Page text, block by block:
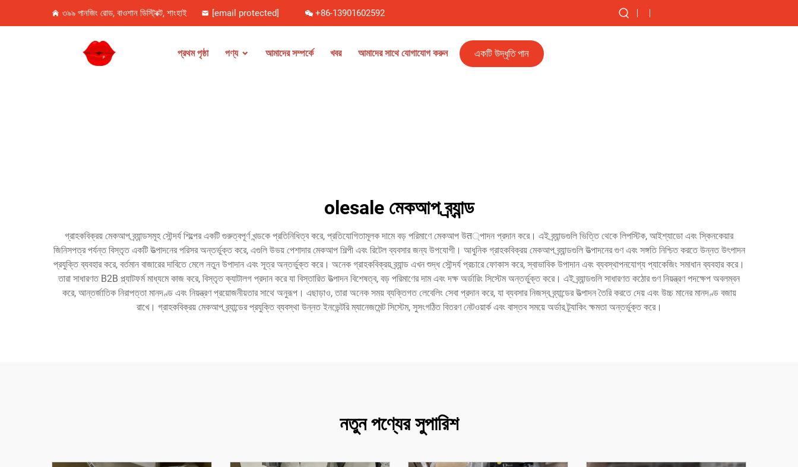
৩৯৯ পানজিং রোড, বাওশান ডিস্ট্রিক্ট, শাংহাই [email protected] +86-13901602592
প্রথম পৃষ্ঠা পণ্য আমাদের সম্পর্কে খবর আমাদের সাথে যোগাযোগ করুন একটি উদ্ধৃতি পান
olesale মেকআপ ব্র্যান্ড
গ্রাহকবিক্রয় মেকআপ ব্র্যান্ডসমূহ সৌন্দর্য শিল্পের একটি গুরুত্বপূর্ণ খন্ডকে প্রতিনিধিত্ব করে, প্রতিযোগিতামূলক দামে বড় পরিমাণে মেকআপ উत্পাদন প্রদান করে। এই ব্র্যান্ডগুলি ভিত্তি থেকে লিপস্টিক, আইশ্যাডো এবং স্কিনকেয়ার
জিনিসপত্র পর্যন্ত বিস্তৃত একটি উত্পাদনের পরিসর অন্তর্ভুক্ত করে, এগুলি উভয় পেশাদার মেকআপ শিল্পী এবং রিটেল ব্যবসার জন্য উপযোগী। আধুনিক গ্রাহকবিক্রয় মেকআপ ব্র্যান্ডগুলি উত্পাদনের গুণ এবং সঙ্গতি নিশ্চিত করতে উন্নত উৎপাদন
প্রযুক্তি ব্যবহার করে, বর্তমান বাজারের দাবিতে মেলে নতুন উপাদান এবং সূত্র অন্তর্ভুক্ত করে। অনেক গ্রাহকবিক্রয় ব্র্যান্ড এখন শুদ্ধ সৌন্দর্য প্রচারে ফোকাস করে, স্বাভাবিক উপাদান এবং ব্যবস্থাপনযোগ্য প্যাকেজিং সমাধান ব্যবহার করে।
তারা সাধারণত B2B প্ল্যাটফর্ম মাধ্যমে কাজ করে, বিস্তৃত ক্যাটালগ প্রদান করে যা বিস্তারিত উত্পাদন বিশেষত্ব, বড় পরিমাণের দাম এবং দক্ষ অর্ডারিং সিস্টেম অন্তর্ভুক্ত করে। এই ব্র্যান্ডগুলি সাধারণত কঠোর গুণ নিয়ন্ত্রণ পদক্ষেপ অবলম্বন
করে, আন্তর্জাতিক নিরাপত্তা মানদণ্ড এবং নিয়ন্ত্রণ প্রয়োজনীয়তার সাথে অনুরূপ। এছাড়াও, তারা অনেক সময় ব্যক্তিগত লেবেলিং সেবা প্রদান করে, যা ব্যবসার নিজস্ব ব্র্যান্ডের উত্পাদন তৈরি করতে দেয় এবং উচ্চ মানের মানদণ্ড বজায়
রাখে। গ্রাহকবিক্রয় মেকআপ ব্র্যান্ডের প্রযুক্তি ব্যবস্থা উন্নত ইনভেন্টরি ম্যানেজমেন্ট সিস্টেম, সুসংগঠিত বিতরণ নেটওয়ার্ক এবং বাস্তব সময়ে অর্ডার ট্র্যাকিং ক্ষমতা অন্তর্ভুক্ত করে।
নতুন পণ্যের সুপারিশ